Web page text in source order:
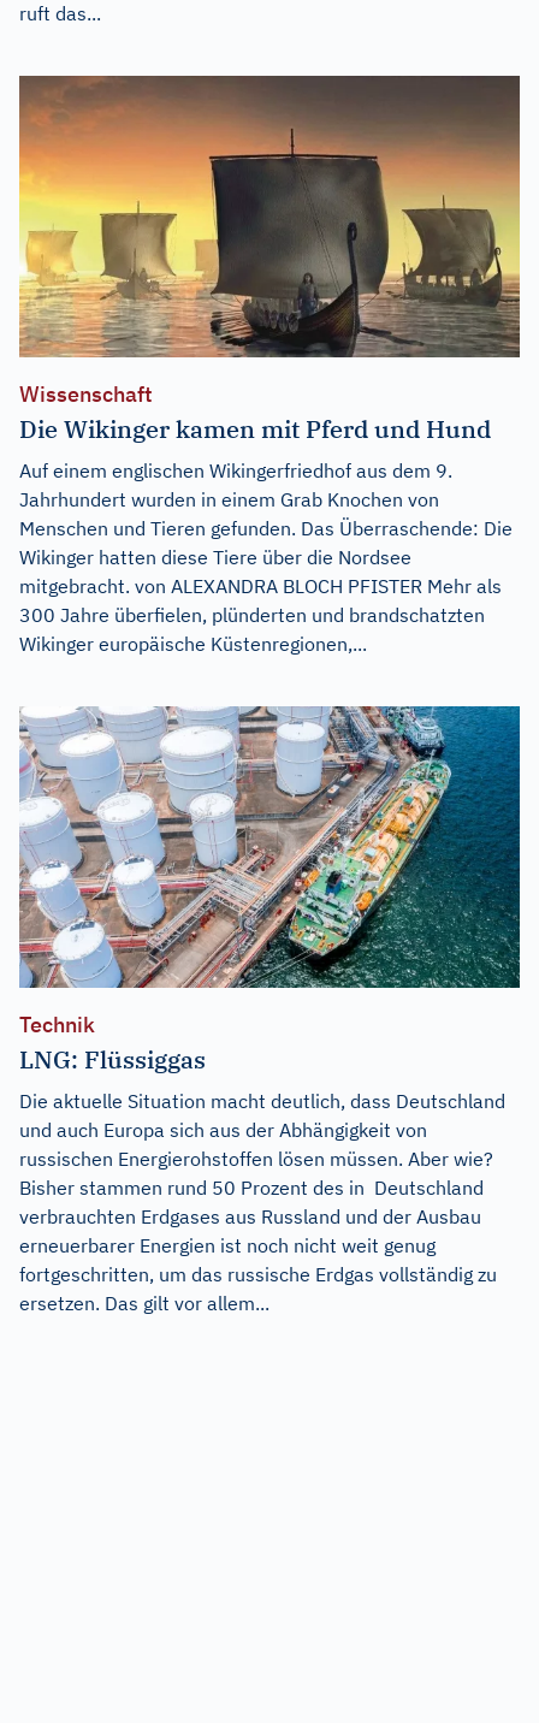
ruft das...
Wissenschaft
Die Wikinger kamen mit Pferd und Hund
Auf einem englischen Wikingerfriedhof aus dem 9.
Jahrhundert wurden in einem Grab Knochen von
Menschen und Tieren gefunden. Das Überraschende: Die
Wikinger hatten diese Tiere über die Nordsee
mitgebracht. von ALEXANDRA BLOCH PFISTER Mehr als
300 Jahre überfielen, plünderten und brandschatzten
Wikinger europäische Küstenregionen,...
Technik
LNG: Flüssiggas
Die aktuelle Situation macht deutlich, dass Deutschland
und auch Europa sich aus der Abhängigkeit von
russischen Energierohstoffen lösen müssen. Aber wie?
Bisher stammen rund 50 Prozent des in Deutschland
verbrauchten Erdgases aus Russland und der Ausbau
erneuerbarer Energien ist noch nicht weit genug
fortgeschritten, um das russische Erdgas vollständig zu
ersetzen. Das gilt vor allem...